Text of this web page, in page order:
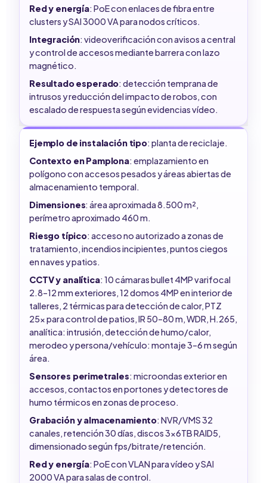
Red y energía: PoE con enlaces de fibra entre
clusters y SAI 3000 VA para nodos críticos.
Integración: videoverificación con avisos a central
y control de accesos mediante barrera con lazo
magnético.
Resultado esperado: detección temprana de
intrusos y reducción del impacto de robos, con
escalado de respuesta según evidencias vídeo.
Ejemplo de instalación tipo: planta de reciclaje.
Contexto en Pamplona: emplazamiento en
polígono con accesos pesados y áreas abiertas de
almacenamiento temporal.
Dimensiones: área aproximada 8.500 m²,
perímetro aproximado 460 m.
Riesgo típico: acceso no autorizado a zonas de
tratamiento, incendios incipientes, puntos ciegos
en naves y patios.
CCTV y analítica: 10 cámaras bullet 4MP varifocal
2.8–12 mm exteriores, 12 domos 4MP en interior de
talleres, 2 térmicas para detección de calor, PTZ
25x para control de patios, IR 50–80 m, WDR, H.265,
analítica: intrusión, detección de humo/calor,
merodeo y persona/vehículo: montaje 3–6 m según
área.
Sensores perimetrales: microondas exterior en
accesos, contactos en portones y detectores de
humo térmicos en zonas de proceso.
Grabación y almacenamiento: NVR/VMS 32
canales, retención 30 días, discos 3x6TB RAID5,
dimensionado según fps/bitrate/retención.
Red y energía: PoE con VLAN para vídeo y SAI
2000 VA para salas de control.